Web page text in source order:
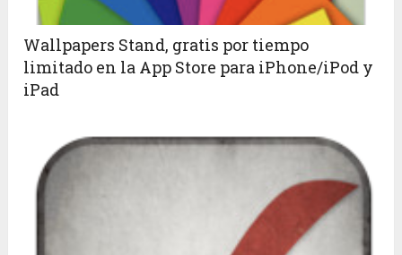
Wallpapers Stand, gratis por tiempo
limitado en la App Store para iPhone/iPod y
iPad